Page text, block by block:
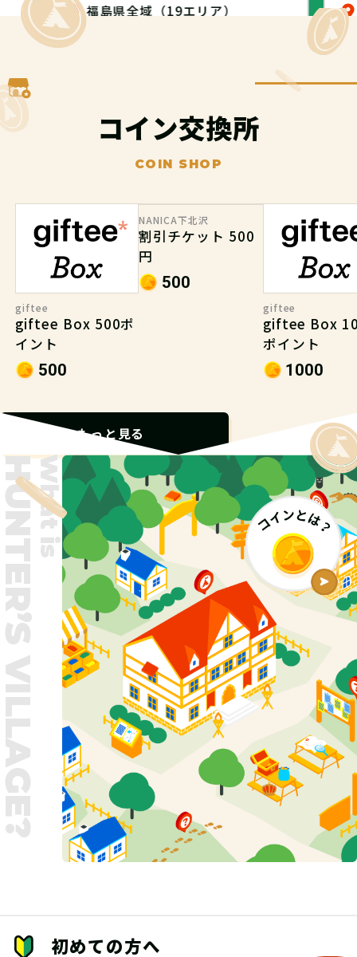
福島県全域（19エリア）
コイン交換所
COIN SHOP
giftee
giftee Box 500ポ
イント
500
NANICA下北沢
割引チケット 500
円
500
giftee
giftee Box
ポイント
1000
もっと見る
What is
VILLAGE?
初めての方へ